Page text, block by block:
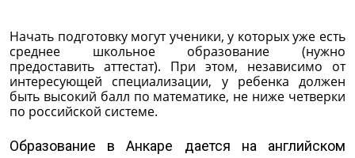
Начать подготовку могут ученики, у которых уже есть
среднее школьное образование (нужно
предоставить аттестат). При этом, независимо от
интересующей специализации, у ребенка должен
быть высокий балл по математике, не ниже четверки
по российской системе.
Образование в Анкаре дается на английском